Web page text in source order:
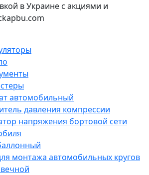
в Украине с акциями и
автомобильный
давления компрессии
напряжения бортовой сети
монтажа автомобильных кругов